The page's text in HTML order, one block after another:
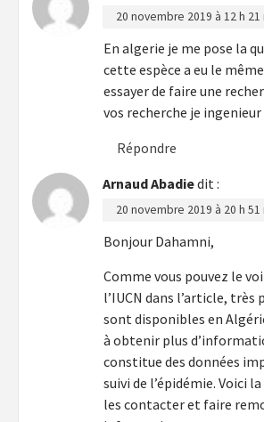
20 novembre 2019 à 12 h 21
En algerie je me pose la
cette espèce a eu le
essayer de faire une
vos recherche je
Répondre
Arnaud Abadiedit :
20 novembre 2019 à 20 h 51
Bonjour Dahamni,
Comme vous pouvez le
l’IUCN dans l’article, très
sont disponibles en
à obtenir plus
constitue des données
suivi de l’épidémie. Voici
les contacter et faire